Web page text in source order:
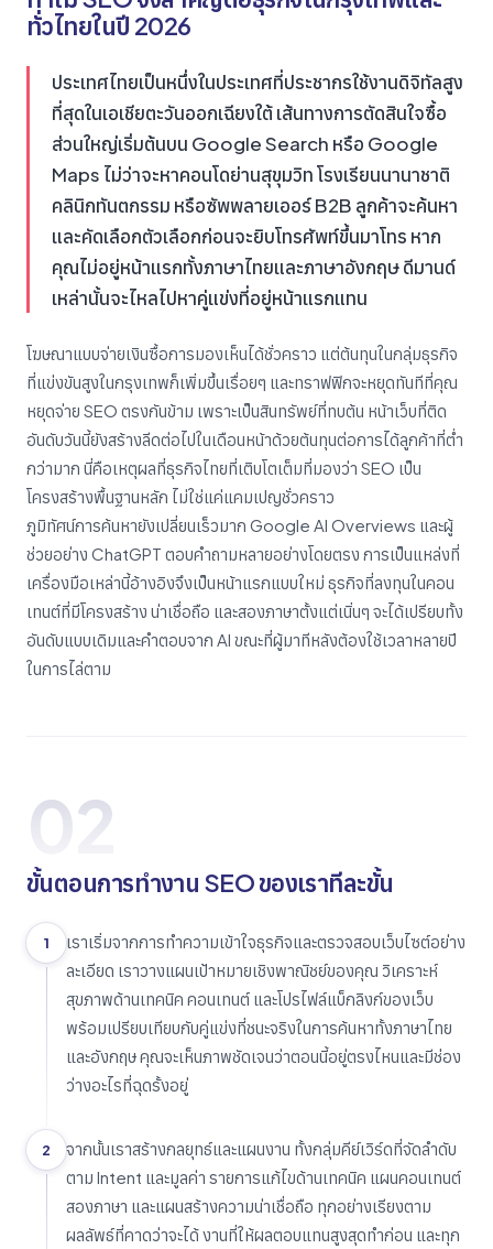
ทั่วไทยในปี 2026
ประเทศไทยเป็นหนึ่งในประเทศที่ประชากรใช้งานดิจิทัลสูง
ที่สุดในเอเชียตะวันออกเฉียงใต้ เส้นทางการตัดสินใจซื้อ
ส่วนใหญ่เริ่มต้นบน Google Search หรือ Google
Maps ไม่ว่าจะหาคอนโดย่านสุขุมวิท โรงเรียนนานาชาติ
คลินิกทันตกรรม หรือซัพพลายเออร์ B2B ลูกค้าจะค้นหา
และคัดเลือกตัวเลือกก่อนจะยิบโทรศัพท์ขึ้นมาโทร หาก
คุณไม่อยู่หน้าแรกทั้งภาษาไทยและภาษาอังกฤษ ดีมานด์
เหล่านั้นจะไหลไปหาคู่แข่งที่อยู่หน้าแรกแทน
โฆษณาแบบจ่ายเงินซื้อการมองเห็นได้ชั่วคราว แต่ต้นทุนในกลุ่มธุรกิจ
ที่แข่งขันสูงในกรุงเทพก็เพิ่มขึ้นเรื่อยๆ และทราฟฟิกจะหยุดทันทีที่คุณ
หยุดจ่าย SEO ตรงกันข้าม เพราะเป็นสินทรัพย์ที่ทบต้น หน้าเว็บที่ติด
อันดับวันนี้ยังสร้างลีดต่อไปในเดือนหน้าด้วยต้นทุนต่อการได้ลูกค้าที่ต่ำ
กว่ามาก นี่คือเหตุผลที่ธุรกิจไทยที่เติบโตเต็มที่มองว่า SEO เป็น
โครงสร้างพื้นฐานหลัก ไม่ใช่แค่แคมเปญชั่วคราว
ภูมิทัศน์การค้นหายังเปลี่ยนเร็วมาก Google AI Overviews และผู้
ช่วยอย่าง ChatGPT ตอบคำถามหลายอย่างโดยตรง การเป็นแหล่งที่
เครื่องมือเหล่านี้อ้างอิงจึงเป็นหน้าแรกแบบใหม่ ธุรกิจที่ลงทุนในคอน
เทนต์ที่มีโครงสร้าง น่าเชื่อถือ และสองภาษาตั้งแต่เนิ่นๆ จะได้เปรียบทั้ง
อันดับแบบเดิมและคำตอบจาก AI ขณะที่ผู้มาทีหลังต้องใช้เวลาหลายปี
ในการไล่ตาม
02
ขั้นตอนการทำงาน SEO ของเราทีละขั้น
1
เราเริ่มจากการทำความเข้าใจธุรกิจและตรวจสอบเว็บไซต์อย่าง
ละเอียด เราวางแผนเป้าหมายเชิงพาณิชย์ของคุณ วิเคราะห์
สุขภาพด้านเทคนิค คอนเทนต์ และโปรไฟล์แบ็กลิงก์ของเว็บ
พร้อมเปรียบเทียบกับคู่แข่งที่ชนะจริงในการค้นหาทั้งภาษาไทย
และอังกฤษ คุณจะเห็นภาพชัดเจนว่าตอนนี้อยู่ตรงไหนและมีช่อง
ว่างอะไรที่ฉุดรั้งอยู่
2
จากนั้นเราสร้างกลยุทธ์และแผนงาน ทั้งกลุ่มคีย์เวิร์ดที่จัดลำดับ
ตาม Intent และมูลค่า รายการแก้ไขด้านเทคนิค แผนคอนเทนต์
สองภาษา และแผนสร้างความน่าเชื่อถือ ทุกอย่างเรียงตาม
ผลลัพธ์ที่คาดว่าจะได้ งานที่ให้ผลตอบแทนสูงสุดทำก่อน และทุก